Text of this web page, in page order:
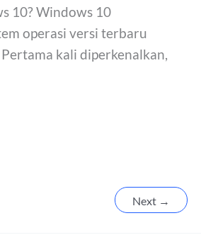
10? Windows 10
operasi versi terbaru
kali diperkenalkan,
Next →